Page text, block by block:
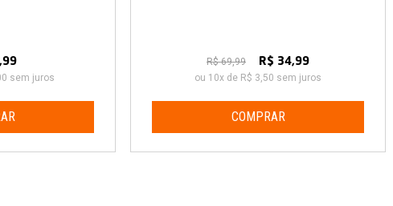
sem juros
R$ 69,99
R$ 34,99
ou 10x de R$ 3,50 sem juros
COMPRAR